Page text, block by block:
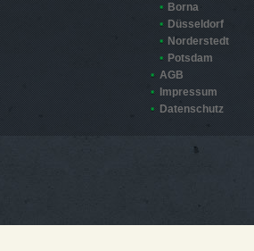
Borna
Düsseldorf
Norderstedt
Potsdam
AGB
Impressum
Datenschutz